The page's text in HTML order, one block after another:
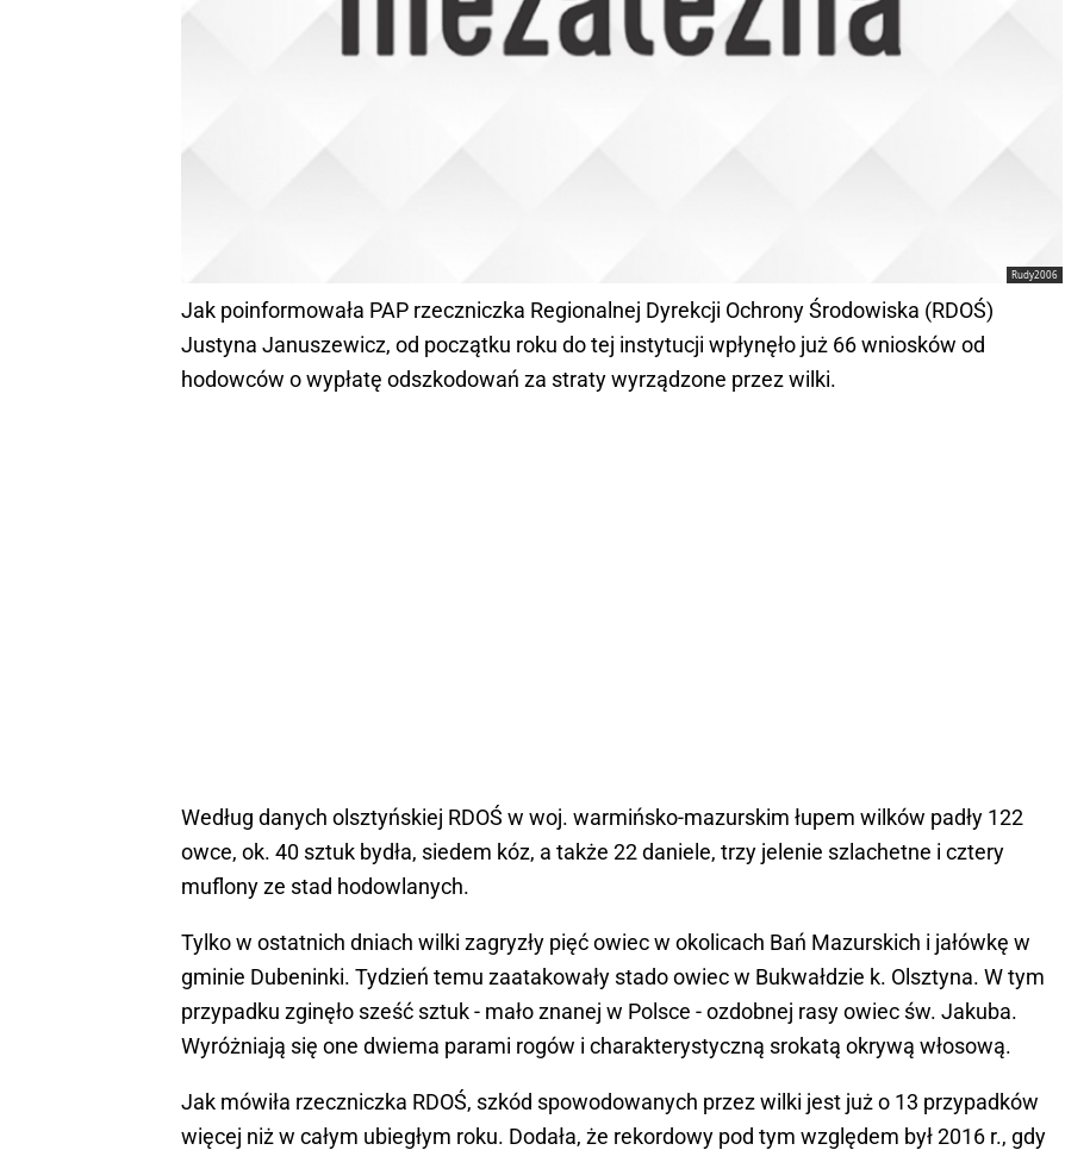
Rudy2006
Jak poinformowała PAP rzeczniczka Regionalnej Dyrekcji Ochrony Środowiska (RDOŚ)
Justyna Januszewicz, od początku roku do tej instytucji wpłynęło już 66 wniosków od
hodowców o wypłatę odszkodowań za straty wyrządzone przez wilki.
Według danych olsztyńskiej RDOŚ w woj. warmińsko-mazurskim łupem wilków padły 122
owce, ok. 40 sztuk bydła, siedem kóz, a także 22 daniele, trzy jelenie szlachetne i cztery
muflony ze stad hodowlanych.
Tylko w ostatnich dniach wilki zagryzły pięć owiec w okolicach Bań Mazurskich i jałówkę w
gminie Dubeninki. Tydzień temu zaatakowały stado owiec w Bukwałdzie k. Olsztyna. W tym
przypadku zginęło sześć sztuk - mało znanej w Polsce - ozdobnej rasy owiec św. Jakuba.
Wyróżniają się one dwiema parami rogów i charakterystyczną srokatą okrywą włosową.
Jak mówiła rzeczniczka RDOŚ, szkód spowodowanych przez wilki jest już o 13 przypadków
więcej niż w całym ubiegłym roku. Dodała, że rekordowy pod tym względem był 2016 r., gdy